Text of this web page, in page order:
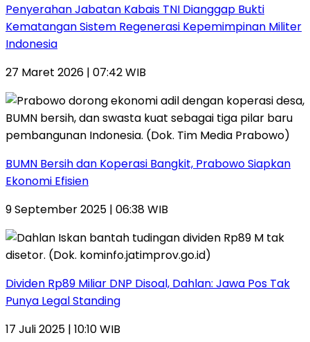
Penyerahan Jabatan Kabais TNI Dianggap Bukti
Kematangan Sistem Regenerasi Kepemimpinan Militer
Indonesia
27 Maret 2026 | 07:42 WIB
BUMN Bersih dan Koperasi Bangkit, Prabowo Siapkan
Ekonomi Efisien
9 September 2025 | 06:38 WIB
Dividen Rp89 Miliar DNP Disoal, Dahlan: Jawa Pos Tak
Punya Legal Standing
17 Juli 2025 | 10:10 WIB